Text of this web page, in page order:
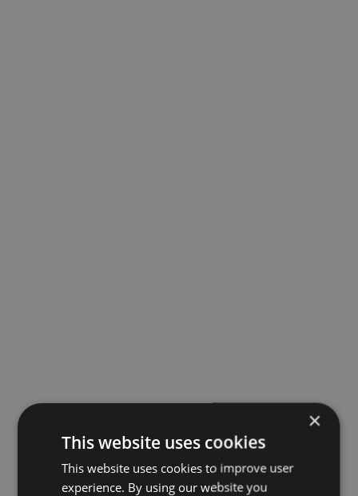
×
This website uses cookies
This website uses cookies to improve user
experience. By using our website you